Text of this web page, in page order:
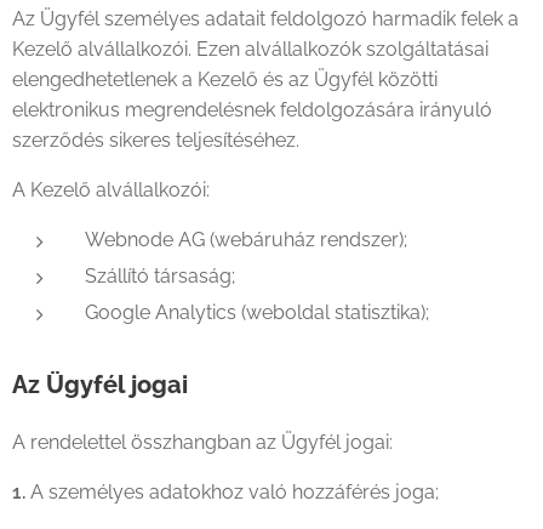
Az Ügyfél személyes adatait feldolgozó harmadik felek a
Kezelő alvállalkozói. Ezen alvállalkozók szolgáltatásai
elengedhetetlenek a Kezelő és az Ügyfél közötti
elektronikus megrendelésnek feldolgozására irányuló
szerződés sikeres teljesítéséhez.
A Kezelő alvállalkozói:
Webnode AG (webáruház rendszer);
Szállító társaság;
Google Analytics (weboldal statisztika);
Az Ügyfél jogai
A rendelettel összhangban az Ügyfél jogai:
1. A személyes adatokhoz való hozzáférés joga;